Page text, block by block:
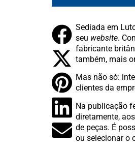
Sediada em
seu website.
fabricante
também, mais
Mas não só:
clientes da
Na publicação
diretamente,
de peças. É
ou selecionar o